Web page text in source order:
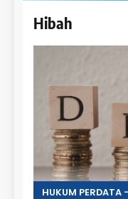
Hibah
HUKUM PERDATA